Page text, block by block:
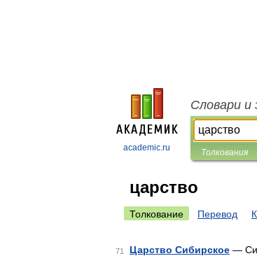
academic.ru
Словари и
Толкования
царство
Толкование Перевод
71 Царство Сибирское —